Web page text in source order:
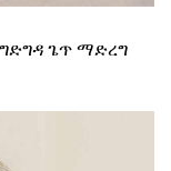
ጌጥ ማድረግ